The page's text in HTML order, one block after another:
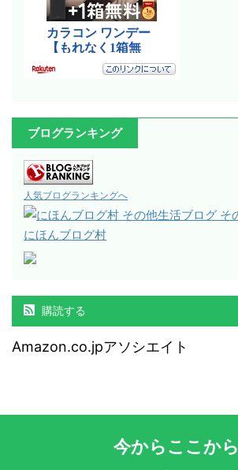
ブログランキング
人気ブログランキングへ
にほんブログ村
購読する
Amazon.co.jpアソシエイト
今からここから